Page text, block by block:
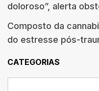
doloroso”, alerta
Composto da
do estresse pós-
CATEGORIAS